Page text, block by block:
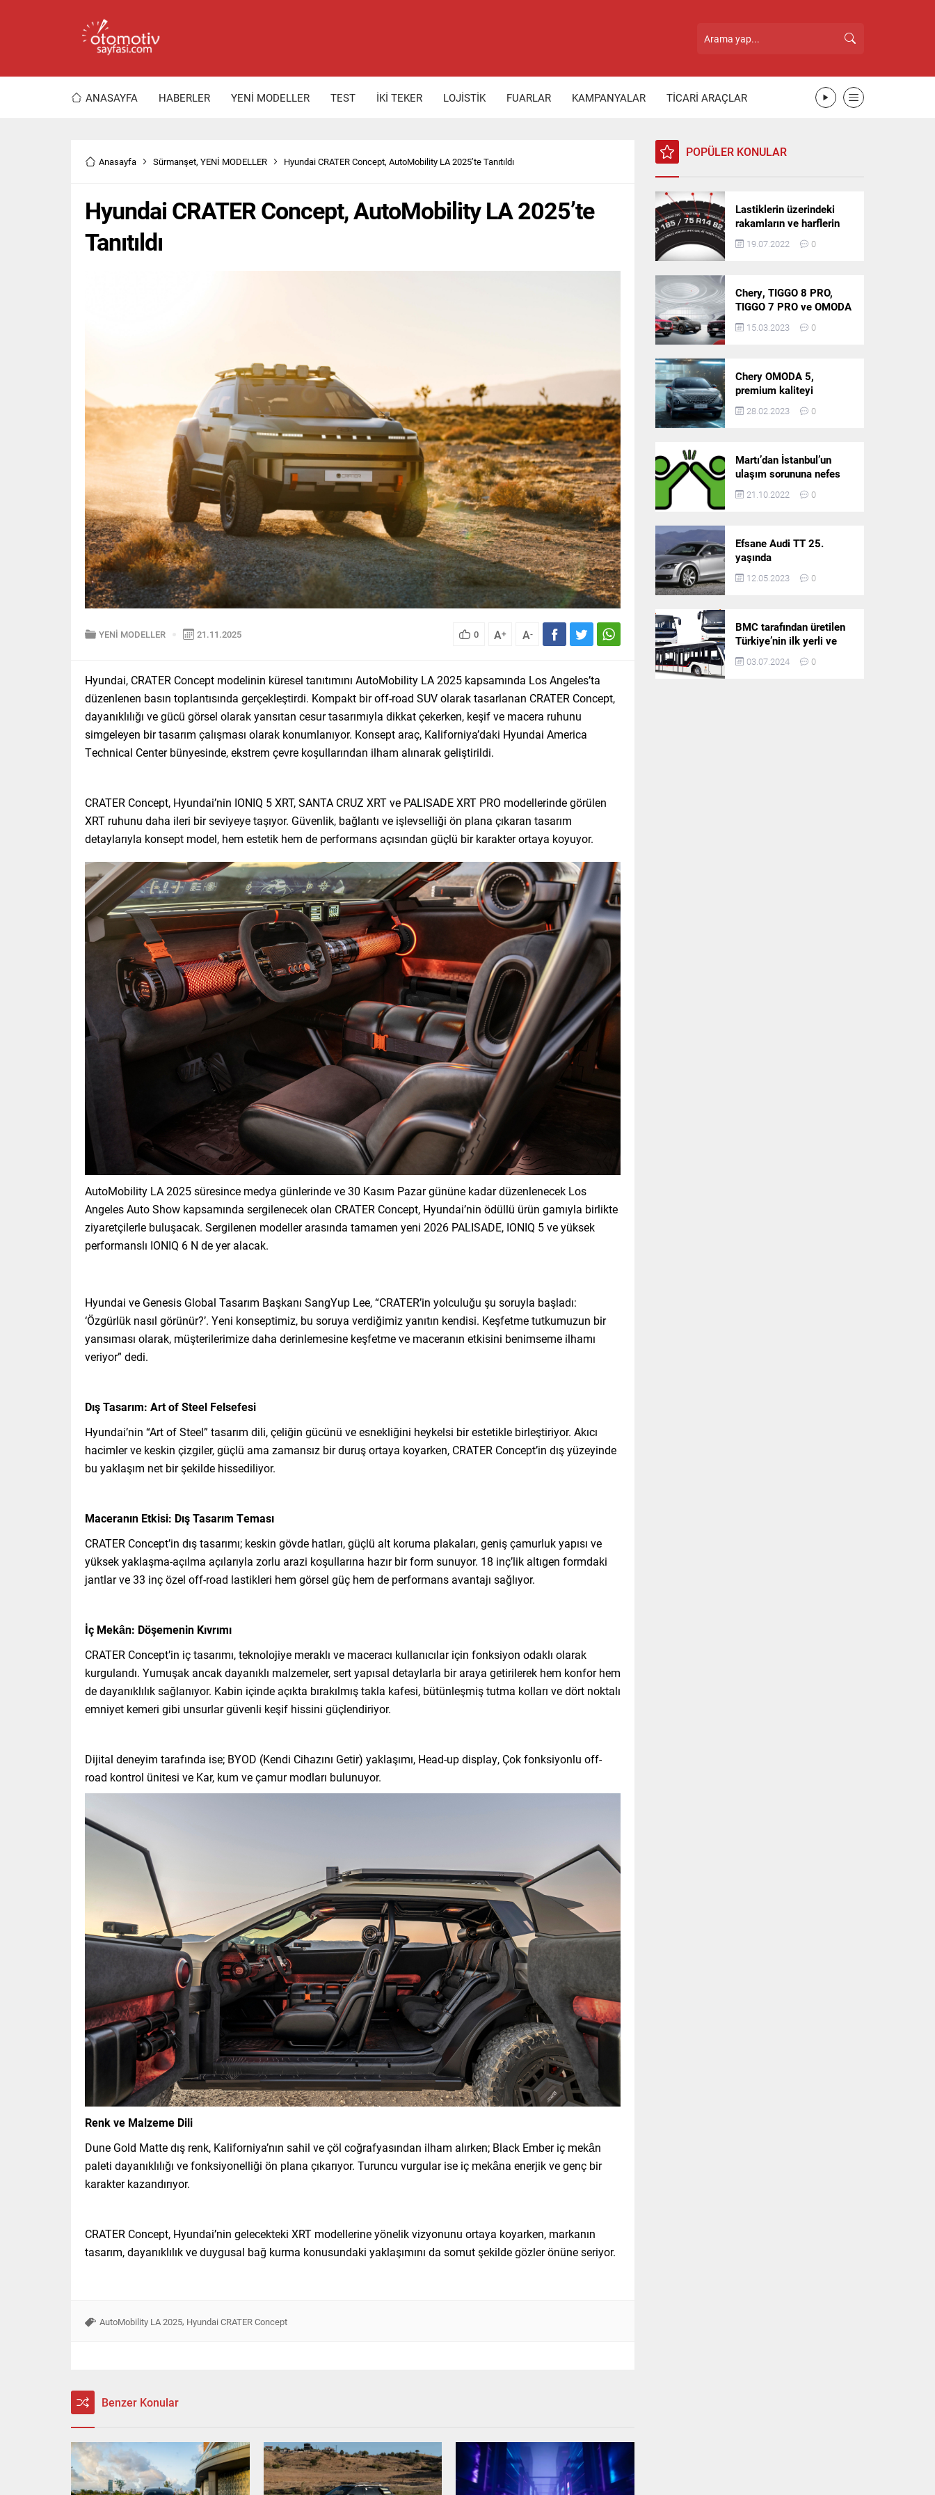
ANASAYFA HABERLER YENİ MODELLER TEST İKİ TEKER LOJİSTİK FUARLAR KAMPANYALAR TİCARİ ARAÇLAR
Anasayfa Sürmanşet, YENİ MODELLER Hyundai CRATER Concept, AutoMobility LA 2025’te Tanıtıldı
Hyundai CRATER Concept, AutoMobility LA 2025’te
Tanıtıldı
YENİ MODELLER 21.11.2025 0 A+ A-
Hyundai, CRATER Concept modelinin küresel tanıtımını AutoMobility LA 2025 kapsamında Los Angeles’ta
düzenlenen basın toplantısında gerçekleştirdi. Kompakt bir off-road SUV olarak tasarlanan CRATER Concept,
dayanıklılığı ve gücü görsel olarak yansıtan cesur tasarımıyla dikkat çekerken, keşif ve macera ruhunu
simgeleyen bir tasarım çalışması olarak konumlanıyor. Konsept araç, Kaliforniya’daki Hyundai America
Technical Center bünyesinde, ekstrem çevre koşullarından ilham alınarak geliştirildi.
CRATER Concept, Hyundai’nin IONIQ 5 XRT, SANTA CRUZ XRT ve PALISADE XRT PRO modellerinde görülen
XRT ruhunu daha ileri bir seviyeye taşıyor. Güvenlik, bağlantı ve işlevselliği ön plana çıkaran tasarım
detaylarıyla konsept model, hem estetik hem de performans açısından güçlü bir karakter ortaya koyuyor.
AutoMobility LA 2025 süresince medya günlerinde ve 30 Kasım Pazar gününe kadar düzenlenecek Los
Angeles Auto Show kapsamında sergilenecek olan CRATER Concept, Hyundai’nin ödüllü ürün gamıyla birlikte
ziyaretçilerle buluşacak. Sergilenen modeller arasında tamamen yeni 2026 PALISADE, IONIQ 5 ve yüksek
performanslı IONIQ 6 N de yer alacak.
Hyundai ve Genesis Global Tasarım Başkanı SangYup Lee, “CRATER’in yolculuğu şu soruyla başladı:
‘Özgürlük nasıl görünür?’. Yeni konseptimiz, bu soruya verdiğimiz yanıtın kendisi. Keşfetme tutkumuzun bir
yansıması olarak, müşterilerimize daha derinlemesine keşfetme ve maceranın etkisini benimseme ilhamı
veriyor” dedi.
Dış Tasarım: Art of Steel Felsefesi
Hyundai’nin “Art of Steel” tasarım dili, çeliğin gücünü ve esnekliğini heykelsi bir estetikle birleştiriyor. Akıcı
hacimler ve keskin çizgiler, güçlü ama zamansız bir duruş ortaya koyarken, CRATER Concept’in dış yüzeyinde
bu yaklaşım net bir şekilde hissediliyor.
Maceranın Etkisi: Dış Tasarım Teması
CRATER Concept’in dış tasarımı; keskin gövde hatları, güçlü alt koruma plakaları, geniş çamurluk yapısı ve
yüksek yaklaşma-açılma açılarıyla zorlu arazi koşullarına hazır bir form sunuyor. 18 inç’lik altıgen formdaki
jantlar ve 33 inç özel off-road lastikleri hem görsel güç hem de performans avantajı sağlıyor.
İç Mekân: Döşemenin Kıvrımı
CRATER Concept’in iç tasarımı, teknolojiye meraklı ve maceracı kullanıcılar için fonksiyon odaklı olarak
kurgulandı. Yumuşak ancak dayanıklı malzemeler, sert yapısal detaylarla bir araya getirilerek hem konfor hem
de dayanıklılık sağlanıyor. Kabin içinde açıkta bırakılmış takla kafesi, bütünleşmiş tutma kolları ve dört noktalı
emniyet kemeri gibi unsurlar güvenli keşif hissini güçlendiriyor.
Dijital deneyim tarafında ise; BYOD (Kendi Cihazını Getir) yaklaşımı, Head-up display, Çok fonksiyonlu off-
road kontrol ünitesi ve Kar, kum ve çamur modları bulunuyor.
Renk ve Malzeme Dili
Dune Gold Matte dış renk, Kaliforniya’nın sahil ve çöl coğrafyasından ilham alırken; Black Ember iç mekân
paleti dayanıklılığı ve fonksiyonelliği ön plana çıkarıyor. Turuncu vurgular ise iç mekâna enerjik ve genç bir
karakter kazandırıyor.
CRATER Concept, Hyundai’nin gelecekteki XRT modellerine yönelik vizyonunu ortaya koyarken, markanın
tasarım, dayanıklılık ve duygusal bağ kurma konusundaki yaklaşımını da somut şekilde gözler önüne seriyor.
AutoMobility LA 2025, Hyundai CRATER Concept
Benzer Konular
POPÜLER KONULAR
Lastiklerin üzerindeki
rakamların ve harflerin
anlamı nedir?
19.07.2022 0
Chery, TIGGO 8 PRO,
TIGGO 7 PRO ve OMODA
5’in resmi olarak
satışlarına başlıyor!
15.03.2023 0
Chery OMODA 5,
premium kaliteyi
Türkiye’de sunmaya
hazırlanıyor
28.02.2023 0
Martı’dan İstanbul’un
ulaşım sorununa nefes
aldıracak yeni
platform: Tek Araçla
21.10.2022 0
Efsane Audi TT 25.
yaşında
12.05.2023 0
BMC tarafından üretilen
Türkiye’nin ilk yerli ve
milli apron otobüsü
Neoport’a yurt dışından
03.07.2024 0